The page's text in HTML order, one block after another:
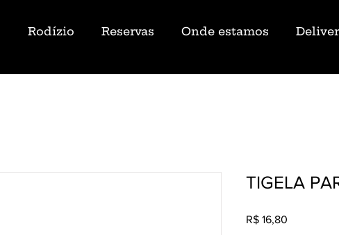
Rodízio Reservas Onde estamos
TIGELA
R$ 16,80